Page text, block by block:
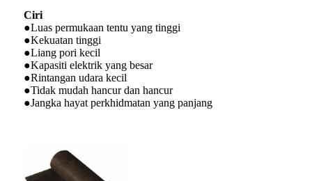
Ciri
●Luas permukaan tentu yang tinggi
●Kekuatan tinggi
●Liang pori kecil
●Kapasiti elektrik yang besar
●Rintangan udara kecil
●Tidak mudah hancur dan hancur
●Jangka hayat perkhidmatan yang panjang